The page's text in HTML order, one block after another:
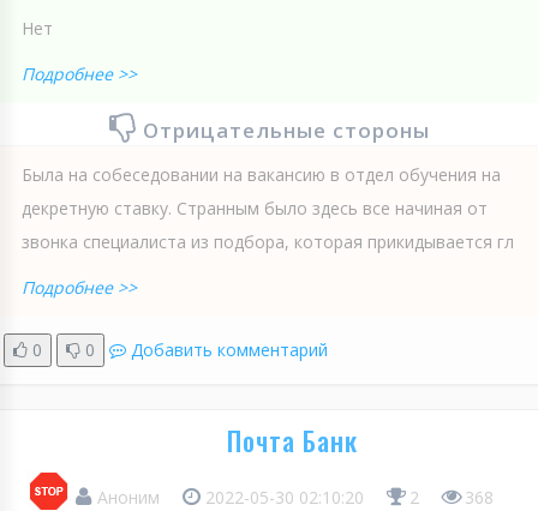
Нет
Подробнее >>
Отрицательные стороны
Была на собеседовании на вакансию в отдел обучения на
декретную ставку. Странным было здесь все начиная от
звонка специалиста из подбора, которая прикидывается гл
Подробнее >>
0 0 Добавить комментарий
Почта Банк
Аноним 2022-05-30 02:10:20 2 368